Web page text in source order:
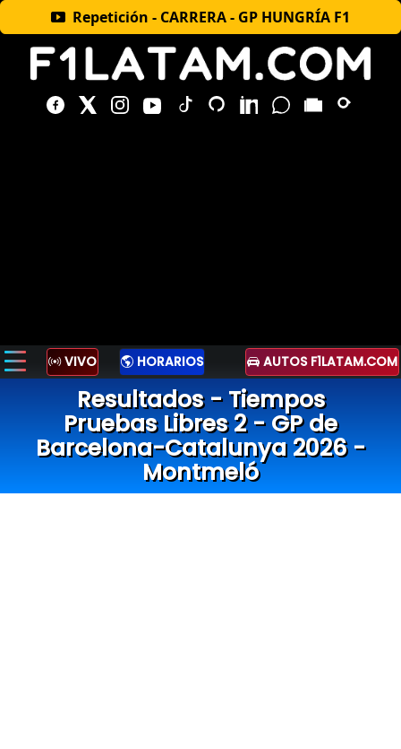
Repetición - CARRERA - GP HUNGRÍA F1
VIVO HORARIOS AUTOS F1LATAM.COM
Resultados - Tiempos
Pruebas Libres 2 - GP de
Barcelona-Catalunya 2026 -
Montmeló